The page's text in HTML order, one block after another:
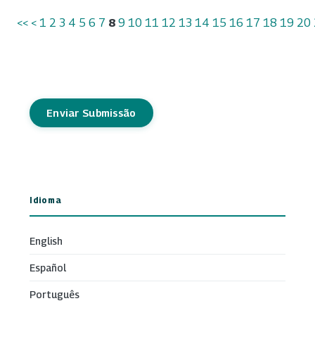
<< < 1 2 3 4 5 6 7 8 9 10 11 12 13 14 15 16 17 18 19 20
Enviar Submissão
Idioma
English
Español
Português